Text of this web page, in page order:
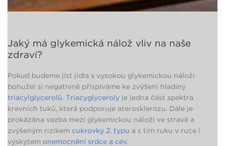
Jaký má glykemická nálož vliv na naše
zdraví?
Pokud budeme jíst jídla s vysokou glykemickou náloží
bohužel si negativně přispíváme ke zvýšení hladiny
triacylglycerolů. Triacyglyceroly je jedna část spektra
krevních tuků, která podporuje aterosklerózu. Dále je
prokázána vazba mezi glykemickou náloží ve stravě a
zvýšeným rizikem cukrovky 2. typu a s tím ruku v ruce i
výskytem onemocnění srdce a cév.